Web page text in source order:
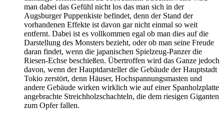
man dabei das Gefühl nicht los das man sich in der
Augsburger Puppenkiste befindet, denn der Stand der
vorhandenen Effekte ist davon gar nicht einmal so weit
entfernt. Dabei ist es vollkommen egal ob man dies auf die
Darstellung des Monsters bezieht, oder ob man seine Freude
daran findet, wenn die japanischen Spielzeug-Panzer die
Riesen-Echse beschießen. Übertroffen wird das Ganze jedoch
davon, wenn der Hauptdarsteller die Gebäude der Hauptstadt
Tokio zerstört, denn Häuser, Hochspannungsmasten und
andere Gebäude wirken wirklich wie auf einer Spanholzplatte
angebrachte Streichholzschachteln, die dem riesigen Giganten
zum Opfer fallen.